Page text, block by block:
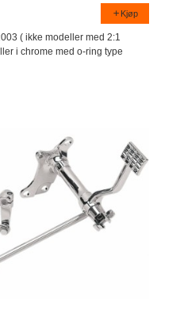
Kjøp
( ikke modeller med 2:1
i chrome med o-ring type